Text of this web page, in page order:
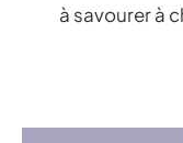
à savourer à